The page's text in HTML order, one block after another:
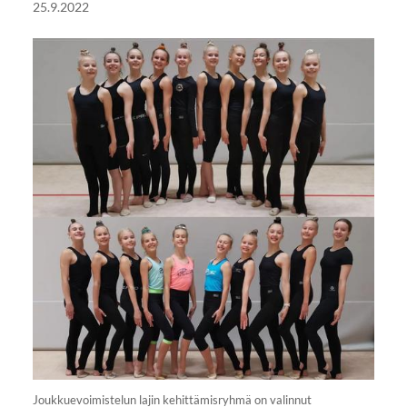
25.9.2022
Joukkuevoimistelun lajin kehittämisryhmä on valinnut